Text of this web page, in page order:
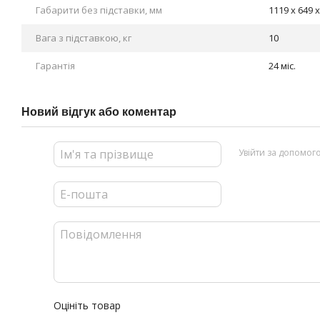
Габарити без підставки, мм 1119 х 649
Вага з підставкою, кг 10
Гарантія 24 міс.
Новий відгук або коментар
Увійти за
Оцініть товар